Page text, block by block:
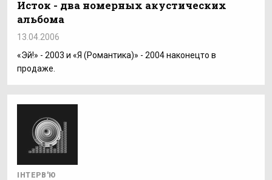
Исток - два номерных акустических
альбома
13.04.2006
«Эй!» - 2003 и «Я (Романтика)» - 2004 наконецто в
продаже.
ІНТЕРВ'Ю